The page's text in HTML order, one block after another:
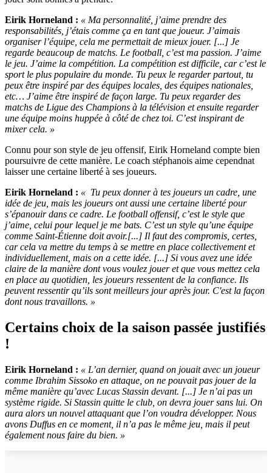
Eirik Horneland : « Ma personnalité, j’aime prendre des
responsabilités, j’étais comme ça en tant que joueur. J’aimais
organiser l’équipe, cela me permettait de mieux jouer. [...] Je
regarde beaucoup de matchs. Le football, c’est ma passion. J’aime
le jeu. J’aime la compétition. La compétition est difficile, car c’est le
sport le plus populaire du monde. Tu peux le regarder partout, tu
peux être inspiré par des équipes locales, des équipes nationales,
etc… J’aime être inspiré de façon large. Tu peux regarder des
matchs de Ligue des Champions à la télévision et ensuite regarder
une équipe moins huppée à côté de chez toi. C’est inspirant de
mixer cela. »
Connu pour son style de jeu offensif, Eirik Horneland compte bien
poursuivre de cette manière. Le coach stéphanois aime cependnat
laisser une certaine liberté à ses joueurs.
Eirik Horneland : « Tu peux donner à tes joueurs un cadre, une
idée de jeu, mais les joueurs ont aussi une certaine liberté pour
s’épanouir dans ce cadre. Le football offensif, c’est le style que
j’aime, celui pour lequel je me bats. C’est un style qu’une équipe
comme Saint-Étienne doit avoir.[...] Il faut des compromis, certes,
car cela va mettre du temps à se mettre en place collectivement et
individuellement, mais on a cette idée. [...] Si vous avez une idée
claire de la manière dont vous voulez jouer et que vous mettez cela
en place au quotidien, les joueurs ressentent de la confiance. Ils
peuvent ressentir qu’ils sont meilleurs jour après jour. C'est la façon
dont nous travaillons. »
Certains choix de la saison passée justifiés
!
Eirik Horneland : « L’an dernier, quand on jouait avec un joueur
comme Ibrahim Sissoko en attaque, on ne pouvait pas jouer de la
même manière qu’avec Lucas Stassin devant. [...] Je n’ai pas un
système rigide. Si Stassin quitte le club, on devra jouer sans lui. On
aura alors un nouvel attaquant que l’on voudra développer. Nous
avons Duffus en ce moment, il n’a pas le même jeu, mais il peut
également nous faire du bien. »